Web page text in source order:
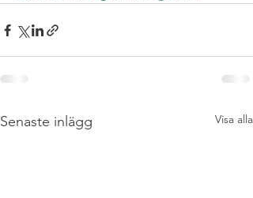
Senaste inlägg Visa alla